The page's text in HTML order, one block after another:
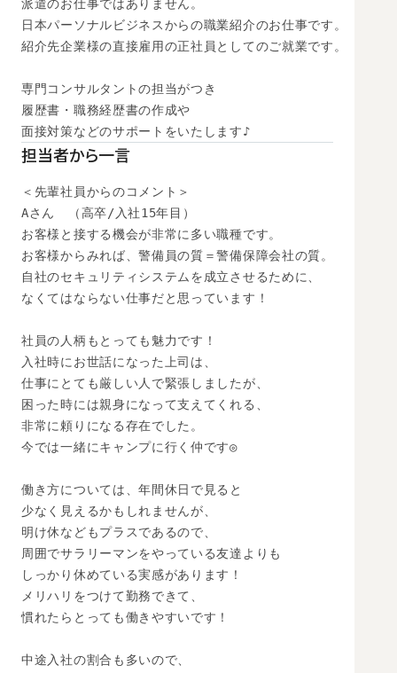
派遣のお仕事ではありません。
日本パーソナルビジネスからの職業紹介のお仕事です。
紹介先企業様の直接雇用の正社員としてのご就業です。
専門コンサルタントの担当がつき
履歴書・職務経歴書の作成や
面接対策などのサポートをいたします♪
担当者から一言
＜先輩社員からのコメント＞
Aさん　（高卒/入社15年目）
お客様と接する機会が非常に多い職種です。
お客様からみれば、警備員の質＝警備保障会社の質。
自社のセキュリティシステムを成立させるために、
なくてはならない仕事だと思っています！
社員の人柄もとっても魅力です！
入社時にお世話になった上司は、
仕事にとても厳しい人で緊張しましたが、
困った時には親身になって支えてくれる、
非常に頼りになる存在でした。
今では一緒にキャンプに行く仲です◎
働き方については、年間休日で見ると
少なく見えるかもしれませんが、
明け休などもプラスであるので、
周囲でサラリーマンをやっている友達よりも
しっかり休めている実感があります！
メリハリをつけて勤務できて、
慣れたらとっても働きやすいです！
中途入社の割合も多いので、